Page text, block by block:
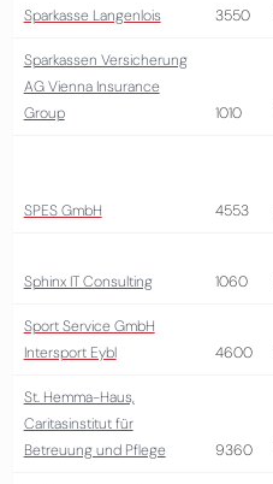
Sparkasse Langenlois 3550
Sparkassen Versicherung
AG Vienna Insurance
Group
1010
SPES GmbH 4553
Sphinx IT Consulting 1060
Sport Service GmbH
Intersport Eybl
4600
St. Hemma-Haus,
Caritasinstitut für
Betreuung und Pflege
9360